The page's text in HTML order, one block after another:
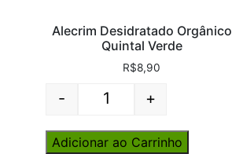
Alecrim Desidratado Orgânico
Quintal Verde
R$8,90
Quantity
- +
Adicionar ao Carrinho